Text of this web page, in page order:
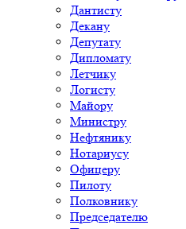
Дантисту
Декану
Депутату
Дипломату
Летчику
Логисту
Майору
Министру
Нефтянику
Нотариусу
Офицеру
Пилоту
Полковнику
Председателю